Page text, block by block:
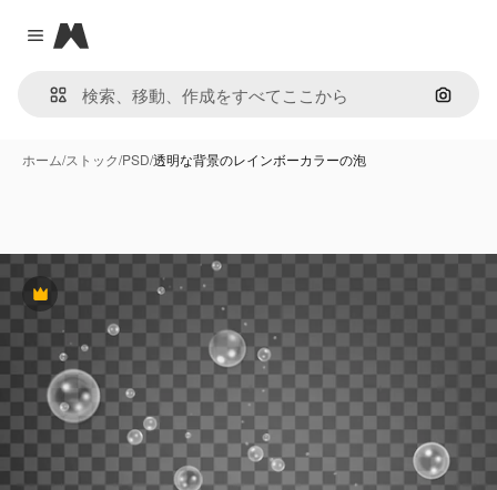
Close menu
Magnific
画像で
ホーム/ストック/PSD/透明な背景のレインボーカラーの泡
Premium